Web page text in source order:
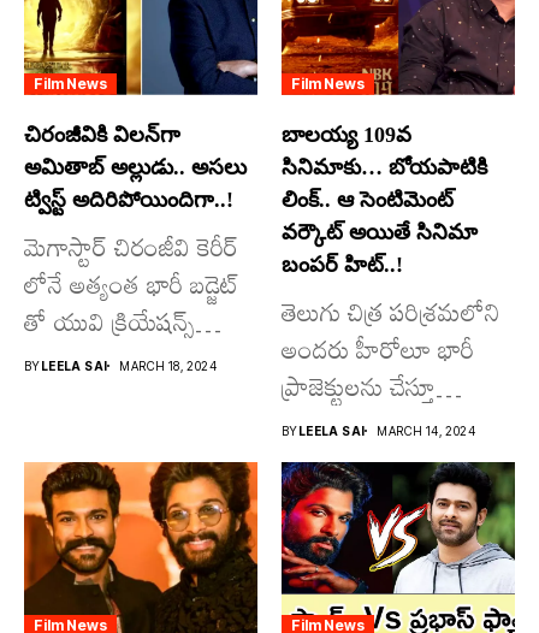
Film News
చిరంజీవికి విలన్‌గా
అమితాబ్ అల్లుడు.. అసలు
ట్విస్ట్ అదిరిపోయిందిగా..!
మెగాస్టార్ చిరంజీవి కెరీర్
లోనే అత్యంత భారీ బడ్జెట్
తో యువి క్రియేషన్స్
రూపొందిస్తున్న
BYLEELA SAI MARCH 18, 2024
Film News
బాలయ్య 109వ
సినిమాకు… బోయపాటికి
లింక్.. ఆ సెంటిమెంట్
వర్కౌట్ అయితే సినిమా
బంపర్ హిట్..!
తెలుగు చిత్ర పరిశ్రమలోని
అందరు హీరోలూ భారీ
ప్రాజెక్టులను చేస్తూ
దూసుకుపోతోన్నారు.
అందులో కొందరు
మాత్రమే...
BYLEELA SAI MARCH 14, 2024
Film News Film News